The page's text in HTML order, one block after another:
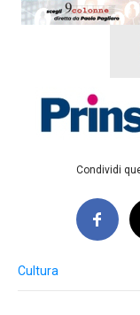
Condividi
Cultura